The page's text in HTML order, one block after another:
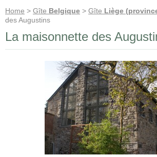
Home > Gîte Belgique > Gîte Liège
des Augustins
La maisonnette des